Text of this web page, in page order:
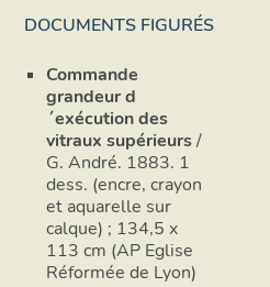
DOCUMENTS FIGURÉS
Commande
grandeur d
´exécution des
vitraux supérieurs/
G. André. 1883. 1
dess. (encre, crayon
et aquarelle sur
calque) ; 134,5 x
113 cm (AP Eglise
Réformée de Lyon)